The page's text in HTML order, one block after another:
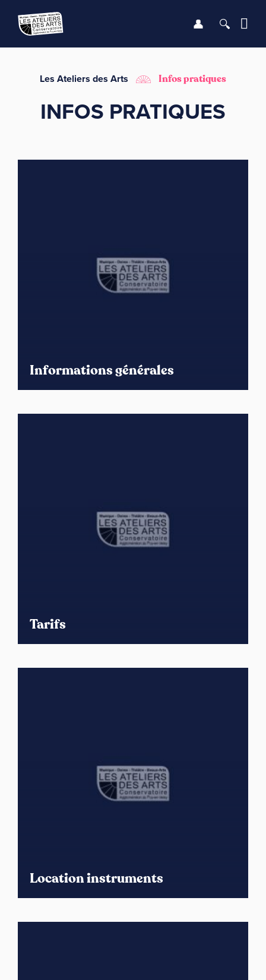
LE CONSERVATOIRE
DÉBUTER
Se
Les Ateliers des Arts Infos pratiques
INFOS PRATIQUES
Informations générales
Tarifs
Location instruments